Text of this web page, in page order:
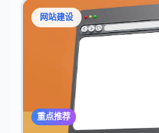
网站建设
重点推荐